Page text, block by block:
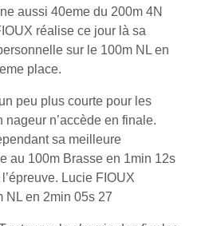
aussi 40eme du 200m 4N
réalise ce jour là sa
sur le 100m NL en
place.
peu plus courte pour les
nageur n’accède en finale.
sa meilleure
au 100m Brasse en 1min 12s
Lucie FIOUX
NL en 2min 05s 27